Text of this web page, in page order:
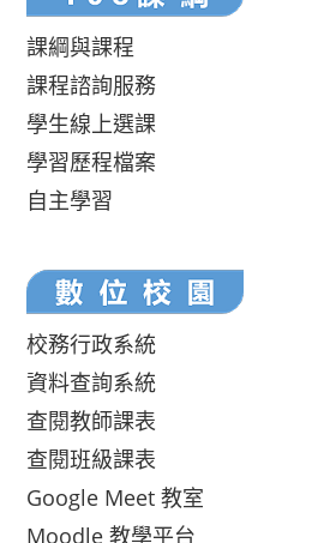
課綱與課程
課程諮詢服務
學生線上選課
學習歷程檔案
自主學習
校務行政系統
資料查詢系統
查閱教師課表
查閱班級課表
Google Meet 教室
Moodle 教學平台